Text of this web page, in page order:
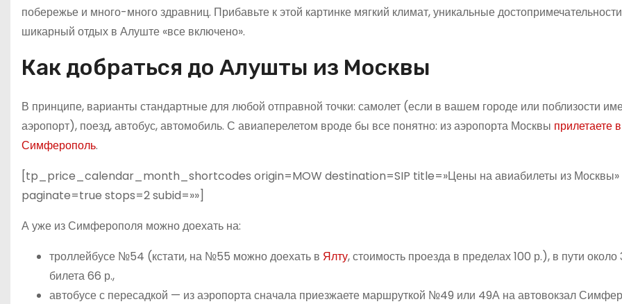
побережье и много-много здравниц. Прибавьте к этой картинке мягкий климат, уникальные
шикарный отдых в Алуште «все включено».
Как добраться до Алушты из Москвы
В принципе, варианты стандартные для любой отправной точки: самолет (если в вашем городе или поблизости
аэропорт), поезд, автобус, автомобиль. С авиаперелетом вроде бы все понятно: из аэропорта Москвы прилетаете в
Симферополь.
[tp_price_calendar_month_shortcodes origin=MOW destination=SIP title=»Цены на авиабилеты из Москвы»
paginate=true stops=2 subid=»»]
А уже из Симферополя можно доехать на:
троллейбусе №54 (кстати, на №55 можно доехать в Ялту, стоимость проезда в пределах 100 р.), в пути около
билета 66 р.,
автобусе с пересадкой — из аэропорта сначала приезжаете маршруткой №49 или 49А на автовокзал